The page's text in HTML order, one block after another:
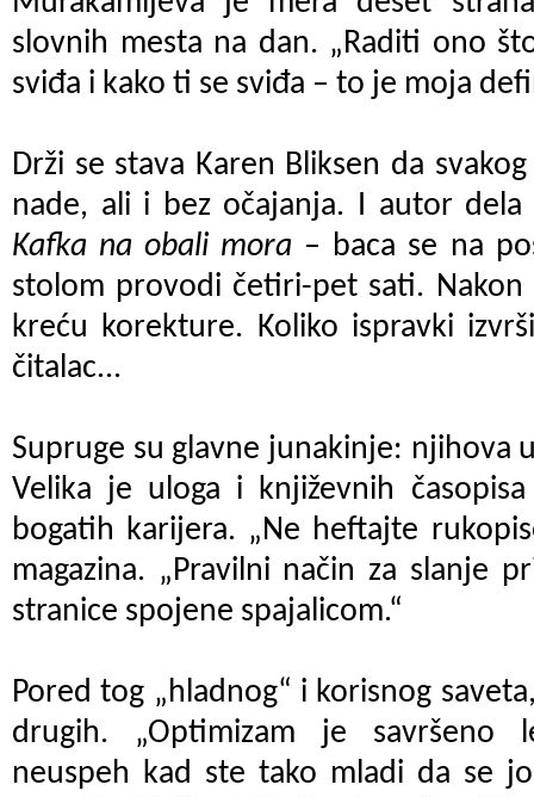
slovnih mesta na dan. „Raditi ono
sviđa i kako ti se sviđa – to je moja
Drži se stava Karen Bliksen da
nade, ali i bez očajanja. I autor dela
Kafka na obali mora – baca se na
stolom provodi četiri-pet sati.
kreću korekture. Koliko ispravki
čitalac...
Supruge su glavne junakinje: njihova
Velika je uloga i književnih
bogatih karijera. „Ne heftajte
magazina. „Pravilni način za slanje
stranice spojene spajalicom.“
Pored tog „hladnog“ i korisnog
drugih. „Optimizam je savršeno
neuspeh kad ste tako mladi da se